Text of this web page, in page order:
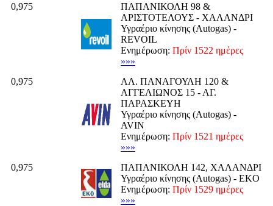
0,975
ΠΑΠΑΝΙΚΟΛΗ 98 &
ΑΡΙΣΤΟΤΕΛΟΥΣ - ΧΑΛΑΝΔΡΙ
Υγραέριο κίνησης (Autogas) -
REVOIL
Ενημέρωση: Πρίν 1522 ημέρες
»»»
0,975
ΑΛ. ΠΑΝΑΓΟΥΛΗ 120 &
ΑΓΓΕΛΙΩΝΟΣ 15 - ΑΓ.
ΠΑΡΑΣΚΕΥΗ
Υγραέριο κίνησης (Autogas) -
AVIN
Ενημέρωση: Πρίν 1521 ημέρες
»»»
0,975
ΠΑΠΑΝΙΚΟΛΗ 142, ΧΑΛΑΝΔΡΙ
Υγραέριο κίνησης (Autogas) - EKO
Ενημέρωση: Πρίν 1529 ημέρες
»»»